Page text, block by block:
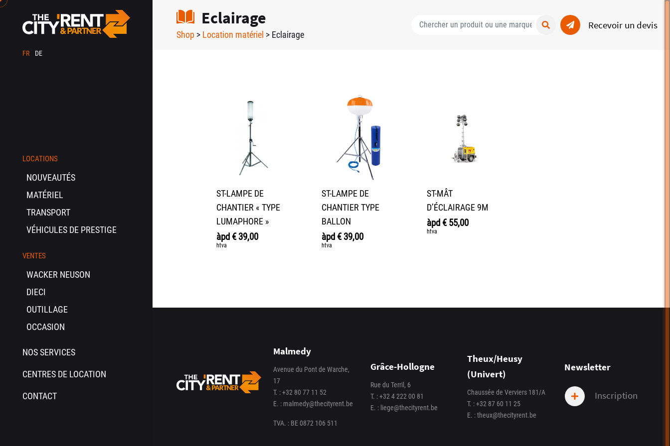
FR DE
LOCATIONS
NOUVEAUTÉS
MATÉRIEL
TRANSPORT
VÉHICULES DE PRESTIGE
VENTES
WACKER NEUSON
DIECI
OUTILLAGE
OCCASION
NOS SERVICES
CENTRES DE LOCATION
CONTACT
Eclairage
Shop > Location matériel > Eclairage
Recevoir un devis
ST-LAMPE DE
CHANTIER « TYPE
LUMAPHORE »
àpd €39,00
htva
ST-LAMPE DE
CHANTIER TYPE
BALLON
àpd €39,00
htva
ST-MÂT
D’ÉCLAIRAGE 9M
àpd €55,00
htva
Malmedy
Avenue du Pont de Warche,
17
T. :+32 80 77 11 52
E. : malmedy@thecityrent.be
TVA. : BE 0872 106 511
Grâce-Hollogne
Rue du Terril, 6
T. :+32 4 222 00 81
E. : liege@thecityrent.be
Theux/Heusy
(Univert)
Chaussée de Verviers 181/A
T. :+32 87 60 11 25
E. :theux@thecityrent.be
Newsletter
Inscription